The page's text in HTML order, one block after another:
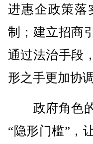
进惠企政策落
制；建立招商
通过法治手段
形之手更加协调
政府角色的
“隐形门槛”，